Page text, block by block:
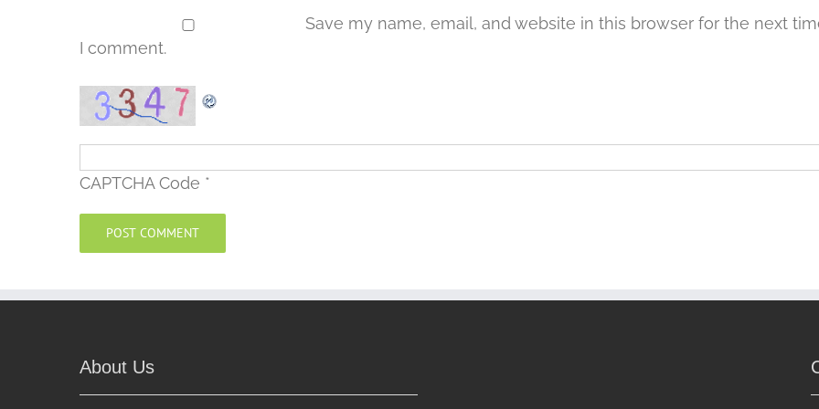
Save my name, email, and website in this browser for the next
I comment.
CAPTCHA Code *
About Us